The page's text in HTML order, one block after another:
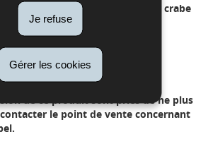
Je refuse
Gérer les cookies
Jouet de bain - machine à bulle crabe
YB1762
PB2509250317013 /
de ce produit sont priés de ne plus
le point de vente concernant